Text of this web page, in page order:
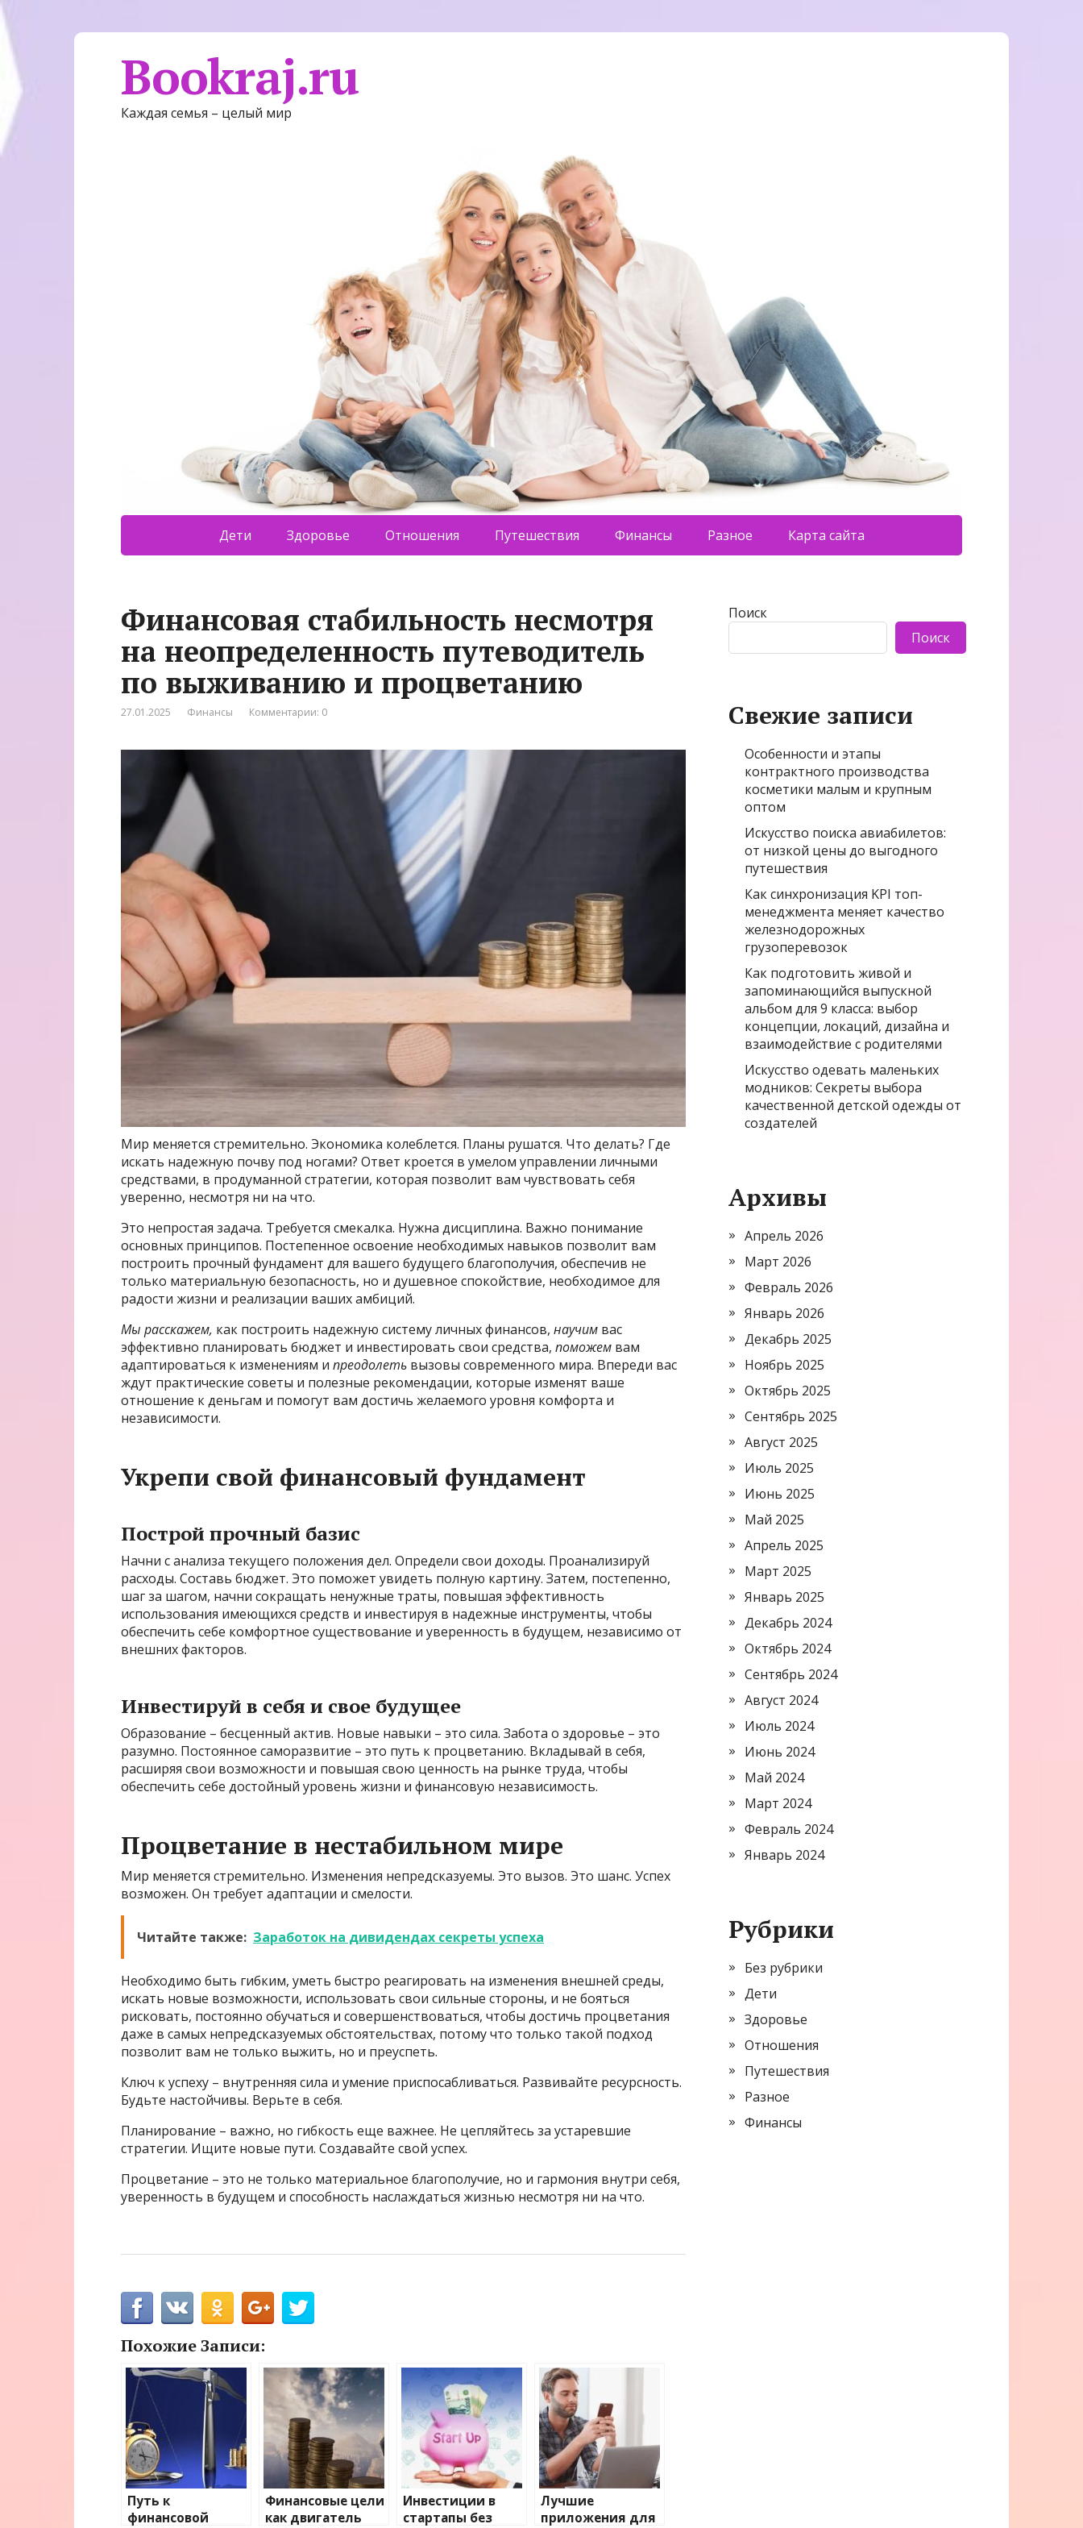
Bookraj.ru
Каждая семья – целый мир
Дети Здоровье Отношения Путешествия Финансы Разное Карта сайта
Финансовая стабильность несмотря
на неопределенность путеводитель
по выживанию и процветанию
27.01.2025 Финансы Комментарии: 0
Мир меняется стремительно. Экономика колеблется. Планы рушатся. Что делать? Где
искать надежную почву под ногами? Ответ кроется в умелом управлении личными
средствами, в продуманной стратегии, которая позволит вам чувствовать себя
уверенно, несмотря ни на что.
Это непростая задача. Требуется смекалка. Нужна дисциплина. Важно понимание
основных принципов. Постепенное освоение необходимых навыков позволит вам
построить прочный фундамент для вашего будущего благополучия, обеспечив не
только материальную безопасность, но и душевное спокойствие, необходимое для
радости жизни и реализации ваших амбиций.
Мы расскажем, как построить надежную систему личных финансов, научим вас
эффективно планировать бюджет и инвестировать свои средства, поможем вам
адаптироваться к изменениям и преодолеть вызовы современного мира. Впереди вас
ждут практические советы и полезные рекомендации, которые изменят ваше
отношение к деньгам и помогут вам достичь желаемого уровня комфорта и
независимости.
Укрепи свой финансовый фундамент
Построй прочный базис
Начни с анализа текущего положения дел. Определи свои доходы. Проанализируй
расходы. Составь бюджет. Это поможет увидеть полную картину. Затем, постепенно,
шаг за шагом, начни сокращать ненужные траты, повышая эффективность
использования имеющихся средств и инвестируя в надежные инструменты, чтобы
обеспечить себе комфортное существование и уверенность в будущем, независимо от
внешних факторов.
Инвестируй в себя и свое будущее
Образование – бесценный актив. Новые навыки – это сила. Забота о здоровье – это
разумно. Постоянное саморазвитие – это путь к процветанию. Вкладывай в себя,
расширяя свои возможности и повышая свою ценность на рынке труда, чтобы
обеспечить себе достойный уровень жизни и финансовую независимость.
Процветание в нестабильном мире
Мир меняется стремительно. Изменения непредсказуемы. Это вызов. Это шанс. Успех
возможен. Он требует адаптации и смелости.
Читайте также: Заработок на дивидендах секреты успеха
Необходимо быть гибким, уметь быстро реагировать на изменения внешней среды,
искать новые возможности, использовать свои сильные стороны, и не бояться
рисковать, постоянно обучаться и совершенствоваться, чтобы достичь процветания
даже в самых непредсказуемых обстоятельствах, потому что только такой подход
позволит вам не только выжить, но и преуспеть.
Ключ к успеху – внутренняя сила и умение приспосабливаться. Развивайте ресурсность.
Будьте настойчивы. Верьте в себя.
Планирование – важно, но гибкость еще важнее. Не цепляйтесь за устаревшие
стратегии. Ищите новые пути. Создавайте свой успех.
Процветание – это не только материальное благополучие, но и гармония внутри себя,
уверенность в будущем и способность наслаждаться жизнью несмотря ни на что.
Похожие Записи:
Путь к
финансовой
Финансовые цели
как двигатель
Инвестиции в
стартапы без
Лучшие
приложения для
Поиск
Поиск
Свежие записи
Особенности и этапы
контрактного производства
косметики малым и крупным
оптом
Искусство поиска авиабилетов:
от низкой цены до выгодного
путешествия
Как синхронизация KPI топ-
менеджмента меняет качество
железнодорожных
грузоперевозок
Как подготовить живой и
запоминающийся выпускной
альбом для 9 класса: выбор
концепции, локаций, дизайна и
взаимодействие с родителями
Искусство одевать маленьких
модников: Секреты выбора
качественной детской одежды от
создателей
Архивы
Апрель 2026
Март 2026
Февраль 2026
Январь 2026
Декабрь 2025
Ноябрь 2025
Октябрь 2025
Сентябрь 2025
Август 2025
Июль 2025
Июнь 2025
Май 2025
Апрель 2025
Март 2025
Январь 2025
Декабрь 2024
Октябрь 2024
Сентябрь 2024
Август 2024
Июль 2024
Июнь 2024
Май 2024
Март 2024
Февраль 2024
Январь 2024
Рубрики
Без рубрики
Дети
Здоровье
Отношения
Путешествия
Разное
Финансы